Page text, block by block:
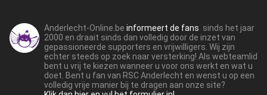
Anderlecht-Online.beinformeert de fans sinds het jaar
2000 en draait sinds dan volledig door de inzet van
gepassioneerde supporters en vrijwilligers. Wij zijn
echter steeds op zoek naar versterking! Als webteamlid
bent u vrij te kiezen wanneer u voor ons werkt en wat u
doet. Bent u fan van RSC Anderlecht en wenst u op een
volledig vrije manier bij te dragen aan onze site?